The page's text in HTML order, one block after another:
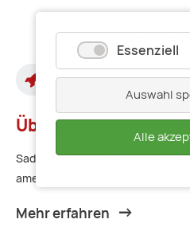
Überschrift 4
Sadipscing elitr, sed diam
amet consetetur.
Mehr erfahren
Essenziell
Auswahl
Alle